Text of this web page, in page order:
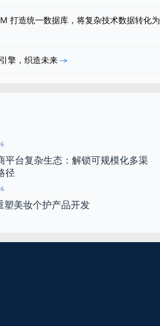
打造统一数据库，将复杂技术数据转化为
擎，织造未来
平台复杂生态：解锁可规模化多渠
径
塑美妆个护产品开发